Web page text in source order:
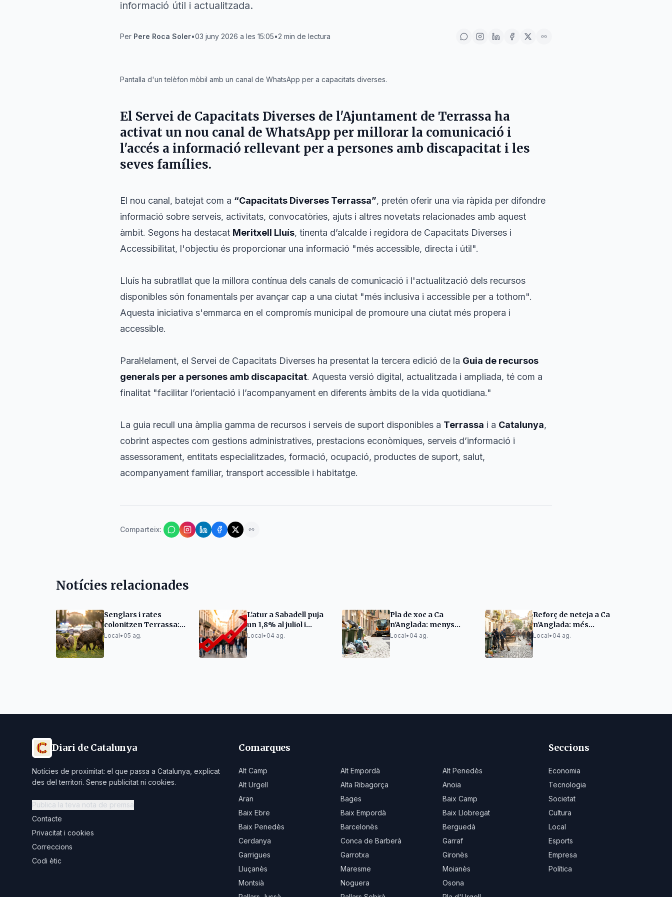
informació útil i actualitzada.
Per Pere Roca Soler•03 juny 2026 a les 15:05•2 min de lectura
Pantalla d'un telèfon mòbil amb un canal de WhatsApp per a capacitats diverses.
El Servei de Capacitats Diverses de l'Ajuntament de Terrassa ha
activat un nou canal de WhatsApp per millorar la comunicació i
l'accés a informació rellevant per a persones amb discapacitat i les
seves famílies.
El nou canal, batejat com a “Capacitats Diverses Terrassa”, pretén oferir una via ràpida per difondre
informació sobre serveis, activitats, convocatòries, ajuts i altres novetats relacionades amb aquest
àmbit. Segons ha destacat Meritxell Lluís, tinenta d’alcalde i regidora de Capacitats Diverses i
Accessibilitat, l'objectiu és proporcionar una informació "més accessible, directa i útil".
Lluís ha subratllat que la millora contínua dels canals de comunicació i l'actualització dels recursos
disponibles són fonamentals per avançar cap a una ciutat "més inclusiva i accessible per a tothom".
Aquesta iniciativa s'emmarca en el compromís municipal de promoure una ciutat més propera i
accessible.
Paral·lelament, el Servei de Capacitats Diverses ha presentat la tercera edició de la Guia de recursos
generals per a persones amb discapacitat. Aquesta versió digital, actualitzada i ampliada, té com a
finalitat "facilitar l’orientació i l’acompanyament en diferents àmbits de la vida quotidiana."
La guia recull una àmplia gamma de recursos i serveis de suport disponibles a Terrassa i a Catalunya,
cobrint aspectes com gestions administratives, prestacions econòmiques, serveis d’informació i
assessorament, entitats especialitzades, formació, ocupació, productes de suport, salut,
acompanyament familiar, transport accessible i habitatge.
Comparteix:
Notícies relacionades
Senglars i rates
colonitzen Terrassa:
alerten de plagues
Local• 05 ag.
L'atur a Sabadell puja
un 1,8% al juliol i
supera els 10.400
Local• 04 ag.
Pla de xoc a Ca
n'Anglada: menys
brutícia i avisos
Local• 04 ag.
Reforç de neteja a Ca
n'Anglada: més
personal i contenidors
Local• 04 ag.
Diari de Catalunya
Notícies de proximitat: el que passa a Catalunya, explicat
des del territori. Sense publicitat ni cookies.
Publica la teva nota de premsa
Contacte
Privacitat i cookies
Correccions
Codi ètic
Comarques
Alt Camp Alt Empordà
Alt Penedès
Alt Urgell
Alta Ribagorça
Anoia
Aran
Bages
Baix Camp
Baix Ebre
Baix Empordà
Baix Llobregat
Baix Penedès
Barcelonès
Berguedà
Cerdanya
Conca de Barberà
Garraf
Garrigues
Garrotxa
Gironès
Lluçanès
Maresme
Moianès
Montsià
Noguera
Osona
Seccions
Economia
Tecnologia
Societat
Cultura
Local
Esports
Empresa
Política